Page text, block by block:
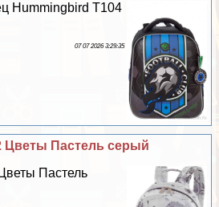
Hummingbird T104
07 07 2026 3:29:35
Цветы Пастель серый
Пастель